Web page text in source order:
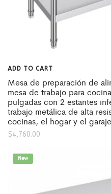
ADD TO CART
Mesa de preparación de
mesa de trabajo para
pulgadas con 2 estantes
trabajo metálica de alta
cocinas, el hogar y el
$4,760.00
New